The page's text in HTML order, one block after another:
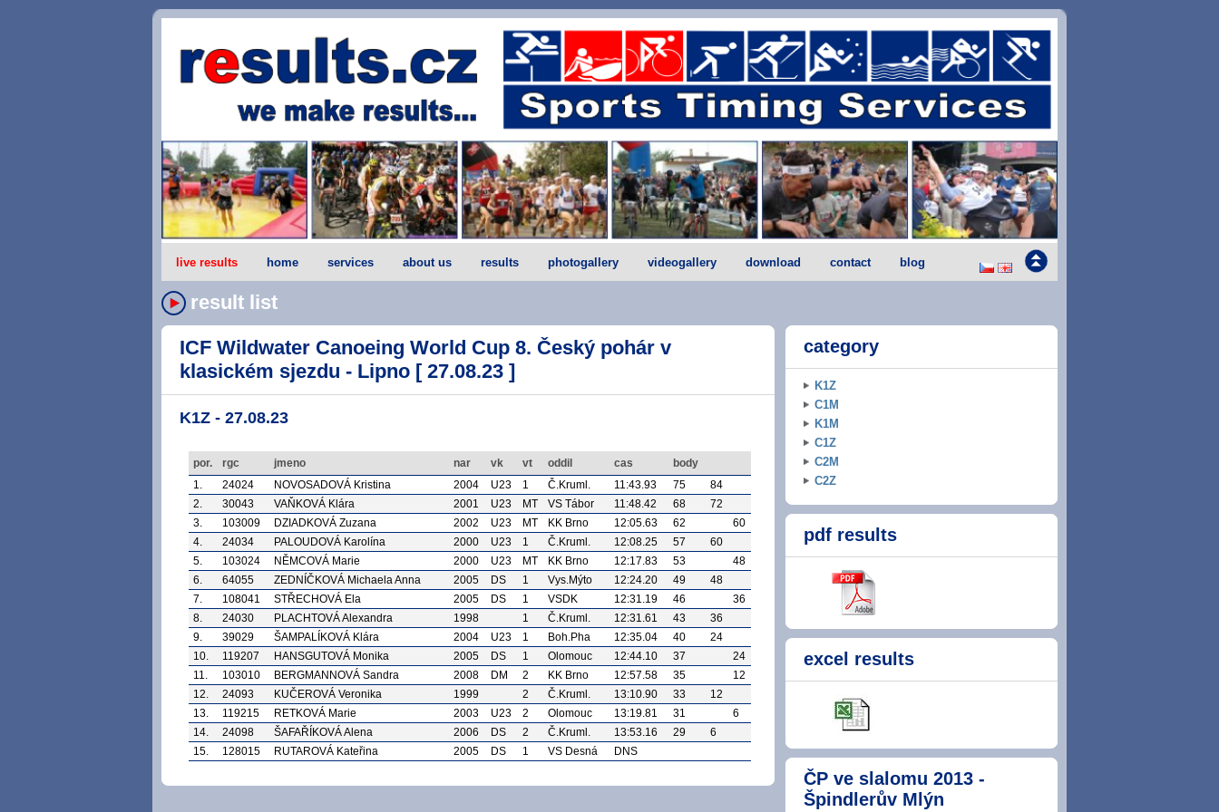
live results home services about us results photogallery videogallery download contact blog
result list
ICF Wildwater Canoeing World Cup 8. Český pohár v
klasickém sjezdu - Lipno [ 27.08.23 ]
K1Z - 27.08.23
por. rgc jmeno nar vk vt oddil cas
body
1.
24024 NOVOSADOVÁ Kristina 2004 U23 1 Č.Kruml. 11:43.93 75
84
2.
30043 VAŇKOVÁ Klára 2001 U23 MT VS Tábor 11:48.42 68
72
3.
103009 DZIADKOVÁ Zuzana 2002 U23 MT KK Brno 12:05.63 62
60
4.
24034 PALOUDOVÁ Karolína 2000 U23 1 Č.Kruml. 12:08.25 57
60
5.
103024 NĚMCOVÁ Marie 2000 U23 MT KK Brno 12:17.83 53
48
6.
64055 ZEDNÍČKOVÁ Michaela Anna 2005 DS 1 Vys.Mýto 12:24.20 49
48
7.
108041 STŘECHOVÁ Ela 2005 DS 1 VSDK 12:31.19 46
36
8.
24030 PLACHTOVÁ Alexandra 1998 1 Č.Kruml. 12:31.61 43
36
9.
39029 ŠAMPALÍKOVÁ Klára 2004 U23 1 Boh.Pha 12:35.04 40
24
10.
119207 HANSGUTOVÁ Monika 2005 DS 1 Olomouc 12:44.10 37
24
11.
103010 BERGMANNOVÁ Sandra 2008 DM 2 KK Brno 12:57.58 35
12
12.
24093 KUČEROVÁ Veronika 1999 2 Č.Kruml. 13:10.90 33
12
13.
119215 RETKOVÁ Marie 2003 U23 2 Olomouc 13:19.81 31
6
14.
24098 ŠAFAŘÍKOVÁ Alena 2006 DS 2 Č.Kruml. 13:53.16 29
6
15.
128015 RUTAROVÁ Kateřina 2005 DS 1 VS Desná DNS
category
K1Z
C1M
K1M
C1Z
C2M
C2Z
pdf results
excel results
ČP ve slalomu 2013 -
Špindlerův Mlýn